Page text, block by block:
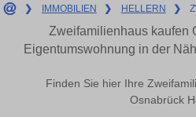
❯ IMMOBILIEN ❯ HELLERN ❯
Zweifamilienhaus kaufen
Eigentumswohnung in der
Finden Sie hier Ihre
Osnabrück